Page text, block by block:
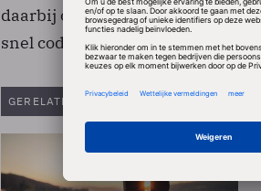
daarbij ook gratis gebruik
snel code te kunnen testen.
GERELATEERDE ARTIKELEN